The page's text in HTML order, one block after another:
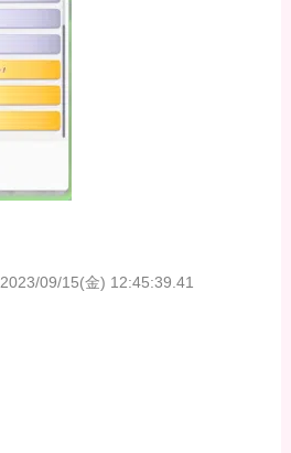
2023/09/15(金) 12:45:39.41